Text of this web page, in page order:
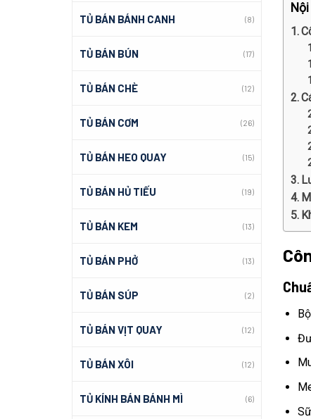
TỦ BÁN BÁNH CANH (8)
TỦ BÁN BÚN (17)
TỦ BÁN CHÈ (12)
TỦ BÁN CƠM (26)
TỦ BÁN HEO QUAY (15)
TỦ BÁN HỦ TIẾU (19)
TỦ BÁN KEM (13)
TỦ BÁN PHỞ (13)
TỦ BÁN SÚP (2)
TỦ BÁN VỊT QUAY (12)
TỦ BÁN XÔI (12)
TỦ KÍNH BÁN BÁNH MÌ (6)